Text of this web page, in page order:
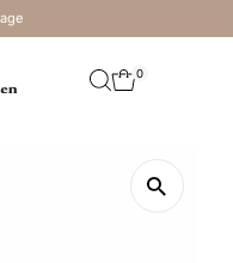
0